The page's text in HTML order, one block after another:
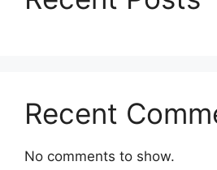
Recent
No comments to show.